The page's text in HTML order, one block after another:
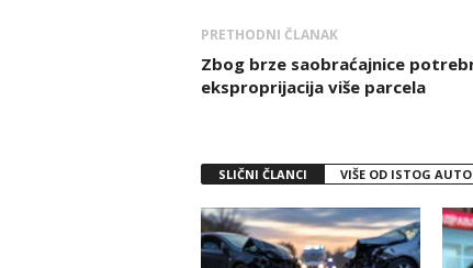
PRETHODNI ČLANAK
Zbog brze saobraćajnice
eksproprijacija više parcela
SLIČNI ČLANCI VIŠE OD ISTOG